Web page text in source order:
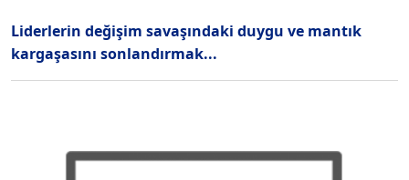
Liderlerin değişim savaşındaki duygu ve mantık
kargaşasını sonlandırmak...